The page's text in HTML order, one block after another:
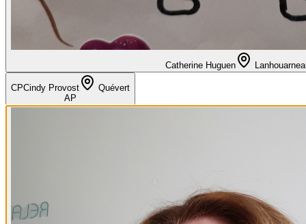
Catherine Huguen
CPCindy Provost
Quévert
AP